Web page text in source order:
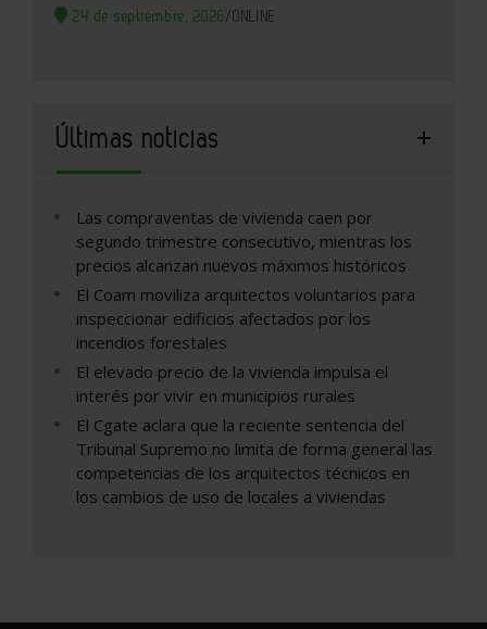
24 de septiembre, 2026/ONLINE
Últimas noticias
Las compraventas de vivienda caen por
segundo trimestre consecutivo, mientras los
precios alcanzan nuevos máximos históricos
El Coam moviliza arquitectos voluntarios para
inspeccionar edificios afectados por los
incendios forestales
El elevado precio de la vivienda impulsa el
interés por vivir en municipios rurales
El Cgate aclara que la reciente sentencia del
Tribunal Supremo no limita de forma general las
competencias de los arquitectos técnicos en
los cambios de uso de locales a viviendas